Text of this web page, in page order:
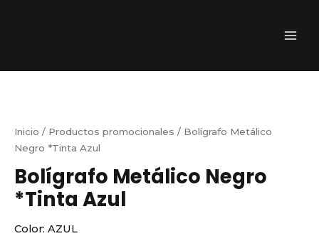
Inicio / Productos promocionales / Bolígrafo Metálico
Negro *Tinta Azul
Bolígrafo Metálico Negro
*Tinta Azul
Color: AZUL